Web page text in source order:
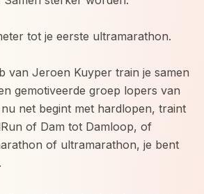
tot je eerste ultramarathon.
van Jeroen Kuyper train je samen
gemotiveerde groep lopers van
net begint met hardlopen, traint
of Dam tot Damloop, of
of ultramarathon, je bent